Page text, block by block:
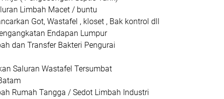
Limbah Macet / buntu
Got, Wastafel , kloset , Bak kontrol dll
Endapan Lumpur
dan Transfer Bakteri Pengurai
Saluran Wastafel Tersumbat
Rumah Tangga / Sedot Limbah Industri